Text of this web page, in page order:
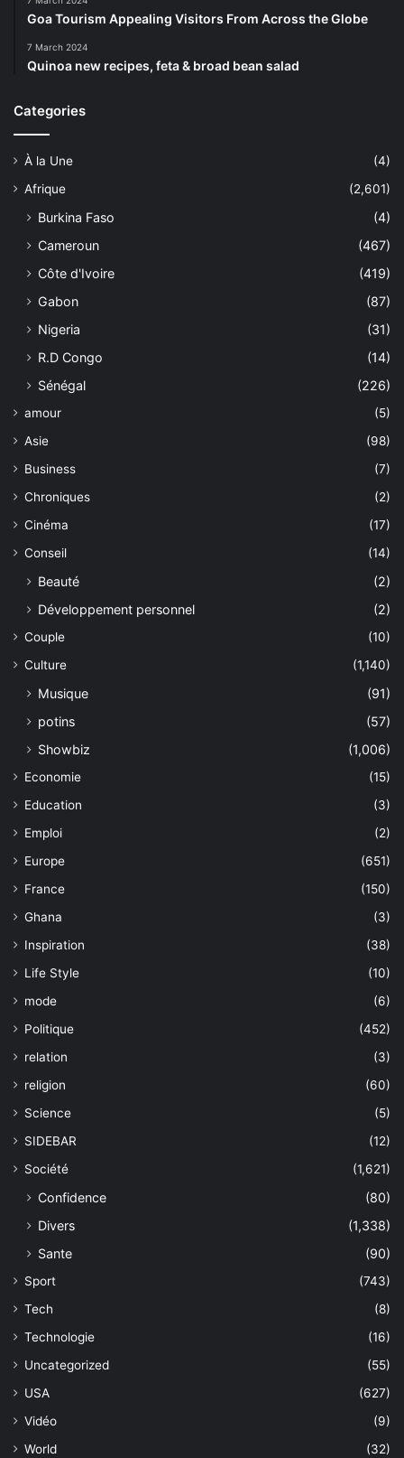
Goa Tourism Appealing Visitors From Across the Globe
7 March 2024
Quinoa new recipes, feta & broad bean salad
Categories
À la Une
(4)
Afrique
(2,601)
Burkina Faso
(4)
Cameroun
(467)
Côte d'Ivoire
(419)
Gabon
(87)
Nigeria
(31)
R.D Congo
(14)
Sénégal
(226)
amour
(5)
Asie
(98)
Business
(7)
Chroniques
(2)
Cinéma
(17)
Conseil
(14)
Beauté
(2)
Développement personnel
(2)
Couple
(10)
Culture
(1,140)
Musique
(91)
potins
(57)
Showbiz
(1,006)
Economie
(15)
Education
(3)
Emploi
(2)
Europe
(651)
France
(150)
Ghana
(3)
Inspiration
(38)
Life Style
(10)
mode
(6)
Politique
(452)
relation
(3)
religion
(60)
Science
(5)
SIDEBAR
(12)
Société
(1,621)
Confidence
(80)
Divers
(1,338)
Sante
(90)
Sport
(743)
Tech
(8)
Technologie
(16)
Uncategorized
(55)
USA
(627)
Vidéo
(9)
World
(32)